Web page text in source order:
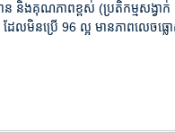
ាន និងគុណភាពខ្ពស់ (ប្រតិកម្មសង្វា
លមិនប្រើ 96 ល្អ មានភាពលេចធ្ល